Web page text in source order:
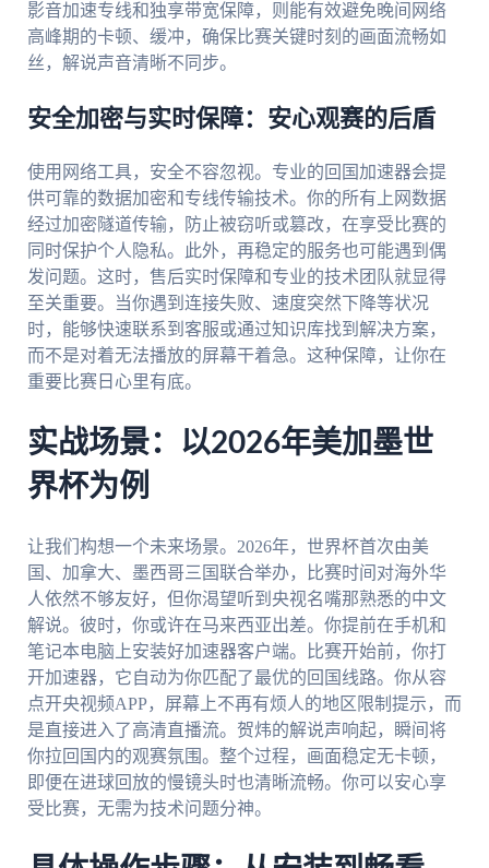
影音加速专线和独享带宽保障，则能有效避免晚间网络
高峰期的卡顿、缓冲，确保比赛关键时刻的画面流畅如
丝，解说声音清晰不同步。
安全加密与实时保障：安心观赛的后盾
使用网络工具，安全不容忽视。专业的回国加速器会提
供可靠的数据加密和专线传输技术。你的所有上网数据
经过加密隧道传输，防止被窃听或篡改，在享受比赛的
同时保护个人隐私。此外，再稳定的服务也可能遇到偶
发问题。这时，售后实时保障和专业的技术团队就显得
至关重要。当你遇到连接失败、速度突然下降等状况
时，能够快速联系到客服或通过知识库找到解决方案，
而不是对着无法播放的屏幕干着急。这种保障，让你在
重要比赛日心里有底。
实战场景：以2026年美加墨世
界杯为例
让我们构想一个未来场景。2026年，世界杯首次由美
国、加拿大、墨西哥三国联合举办，比赛时间对海外华
人依然不够友好，但你渴望听到央视名嘴那熟悉的中文
解说。彼时，你或许在马来西亚出差。你提前在手机和
笔记本电脑上安装好加速器客户端。比赛开始前，你打
开加速器，它自动为你匹配了最优的回国线路。你从容
点开央视频APP，屏幕上不再有烦人的地区限制提示，而
是直接进入了高清直播流。贺炜的解说声响起，瞬间将
你拉回国内的观赛氛围。整个过程，画面稳定无卡顿，
即便在进球回放的慢镜头时也清晰流畅。你可以安心享
受比赛，无需为技术问题分神。